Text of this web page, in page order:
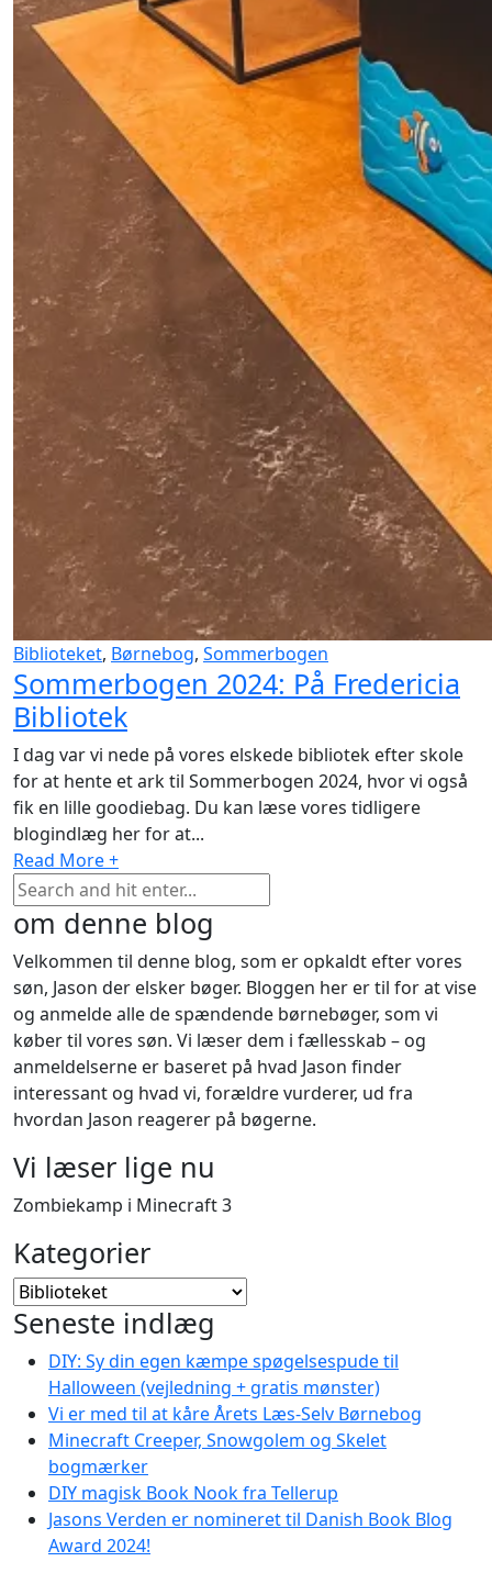
Biblioteket, Børnebog, Sommerbogen
Sommerbogen 2024: På Fredericia
Bibliotek
I dag var vi nede på vores elskede bibliotek efter skole
for at hente et ark til Sommerbogen 2024, hvor vi også
fik en lille goodiebag. Du kan læse vores tidligere
blogindlæg her for at...
Read More +
om denne blog
Velkommen til denne blog, som er opkaldt efter vores
søn, Jason der elsker bøger. Bloggen her er til for at vise
og anmelde alle de spændende børnebøger, som vi
køber til vores søn. Vi læser dem i fællesskab – og
anmeldelserne er baseret på hvad Jason finder
interessant og hvad vi, forældre vurderer, ud fra
hvordan Jason reagerer på bøgerne.
Vi læser lige nu
Zombiekamp i Minecraft 3
Kategorier
Kategorier
Seneste indlæg
DIY: Sy din egen kæmpe spøgelsespude til
Halloween (vejledning + gratis mønster)
Vi er med til at kåre Årets Læs-Selv Børnebog
Minecraft Creeper, Snowgolem og Skelet
bogmærker
DIY magisk Book Nook fra Tellerup
Jasons Verden er nomineret til Danish Book Blog
Award 2024!